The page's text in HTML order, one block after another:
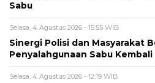
Sabu
Selasa, 4 Agustus 2026 - 15:55 WIB
Sinergi Polisi dan Masyarakat
Penyalahgunaan Sabu
Selasa, 4 Agustus 2026 - 12:19 WIB